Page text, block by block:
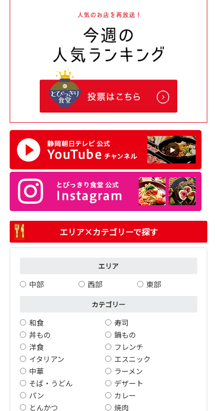
エリア×カテゴリーで探す
エリア
中部 西部 東部
カテゴリー
和食
寿司
丼もの
鍋もの
洋食
フレンチ
イタリアン
エスニック
中華
ラーメン
そば・うどん
デザート
パン
カレー
とんかつ
焼肉